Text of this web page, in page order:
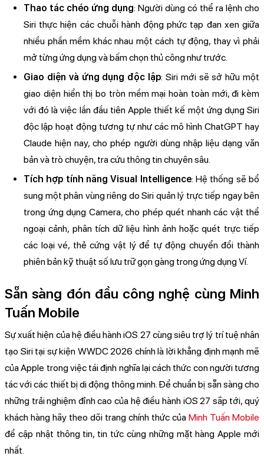
Thao tác chéo ứng dụng: Người dùng có thể ra lệnh cho
Siri thực hiện các chuỗi hành động phức tạp đan xen giữa
nhiều phần mềm khác nhau một cách tự động, thay vì phải
mở từng ứng dụng và bấm chọn thủ công như trước.
Giao diện và ứng dụng độc lập: Siri mới sẽ sở hữu một
giao diện hiển thị bo tròn mềm mại hoàn toàn mới, đi kèm
với đó là việc lần đầu tiên Apple thiết kế một ứng dụng Siri
độc lập hoạt động tương tự như các mô hình ChatGPT hay
Claude hiện nay, cho phép người dùng nhập liệu dạng văn
bản và trò chuyện, tra cứu thông tin chuyên sâu.
Tích hợp tính năng Visual Intelligence: Hệ thống sẽ bổ
sung một phân vùng riêng do Siri quản lý trực tiếp ngay bên
trong ứng dụng Camera, cho phép quét nhanh các vật thể
ngoại cảnh, phân tích dữ liệu hình ảnh hoặc quét trực tiếp
các loại vé, thẻ cứng vật lý để tự động chuyển đổi thành
phiên bản kỹ thuật số lưu trữ gọn gàng trong ứng dụng Ví.
Sẵn sàng đón đầu công nghệ cùng Minh
Tuấn Mobile
Sự xuất hiện của hệ điều hành iOS 27 cùng siêu trợ lý trí tuệ nhân
tạo Siri tại sự kiện WWDC 2026 chính là lời khẳng định mạnh mẽ
của Apple trong việc tái định nghĩa lại cách thức con người tương
tác với các thiết bị di động thông minh. Để chuẩn bị sẵn sàng cho
những trải nghiệm đỉnh cao của hệ điều hành iOS 27 sắp tới, quý
khách hàng hãy theo dõi trang chính thức của Minh Tuấn Mobile
để cập nhật thông tin, tin tức cùng những mặt hàng Apple mới
nhất.